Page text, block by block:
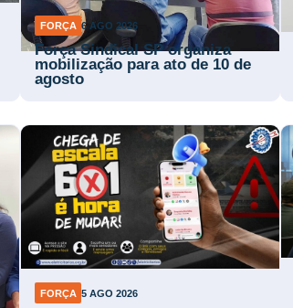
FORÇA 6 AGO 2026
Força Sindical SP organiza
mobilização para ato de 10 de
agosto
FORÇA 5 AGO 2026